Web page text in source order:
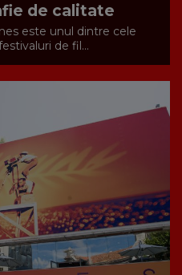
de calitate
este unul dintre cele
de fil...